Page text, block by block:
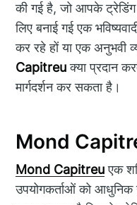
की गई है, जो आपके
लिए बनाई गई एक
कर रहे हों या एक अनुभवी
Capitreuक्या प्रदान
मार्गदर्शन कर सकता है।
Mond
Mond Capitreuएक
उपयोगकर्ताओं को